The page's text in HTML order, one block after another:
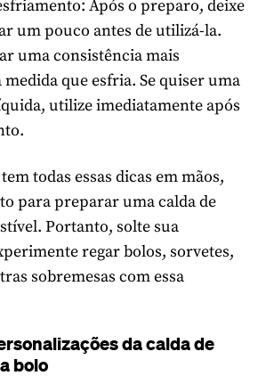
Após o preparo, deixe
um pouco antes de utilizá-la.
uma consistência mais
que esfria. Se quiser uma
utilize imediatamente após
todas essas dicas em mãos,
para preparar uma calda de
Portanto, solte sua
regar bolos, sorvetes,
sobremesas com essa
da calda de
bolo